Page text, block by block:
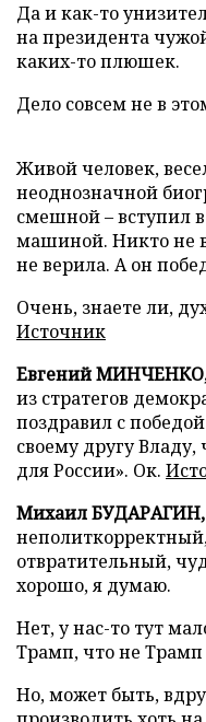
Да и как-то
на президента
каких-то плюшек.
Дело совсем не в
Живой человек,
неоднозначной
смешной – вступил
машиной. Никто не
не верила. А он
Очень, знаете ли,
Источник
Евгений МИНЧЕНКО,
из стратегов
поздравил с
своему другу
для России». Ок.
Михаил БУДАРАГИН,
отвратительный,
хорошо, я думаю.
Нет, у нас-то тут
Трамп, что не Трамп
Но, может быть,